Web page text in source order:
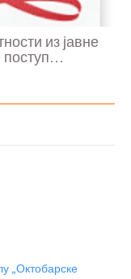
из јавне
„Октобарске